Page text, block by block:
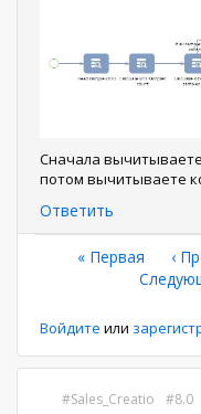
Сначала
потом вычитываете
Ответить
Нумерация
страниц
Первая
страница
« Первая ←
‹
Войдите или
Sales_Creatio 8.0